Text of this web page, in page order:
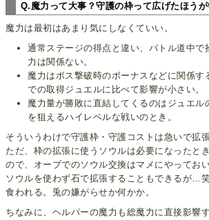
Q.魔力って大事？守護の枠って広げたほうが
魔力は最初はあまり気にしなくていい。
通常ステージの得点と違い、バトル道中で
力は関係ない。
魔力はボス撃破時のボーナスなどに関係す
での取得ジュエルに比べて影響が小さい。
魔力量が勝敗に直結してくるのはジュエル
を狙えるハイレベルな戦いのとき。
そういうわけで守護枠・守護コストは急いで拡
ただ、枠の拡張に使うソウルは必要になったと
ので、オーブでのソウル交換はマメにやってお
ソウルを使わず石で拡張することもできるが…
食われる。兎の嫌がらせか何かか。
ちなみに、ヘルパーの魔力も総魔力に直接影響す